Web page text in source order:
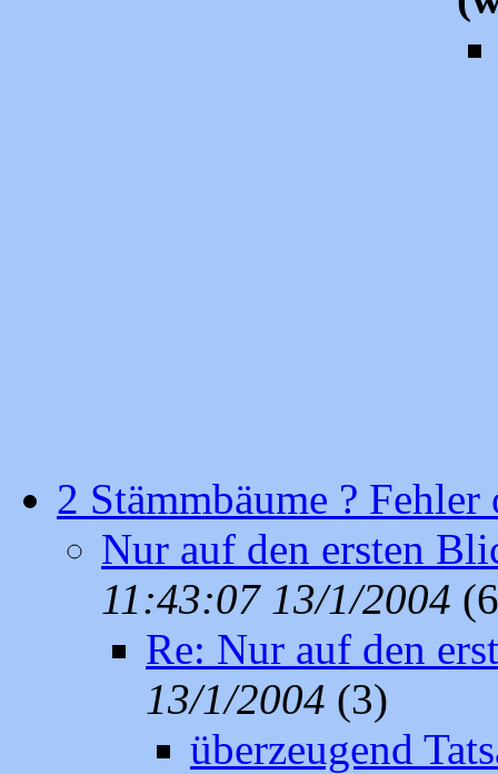
2 Stämmbäume ? Fehler
Nur auf den ersten
11:43:07 13/1/2004
Re: Nur auf den
13/1/2004 (3)
überzeugend